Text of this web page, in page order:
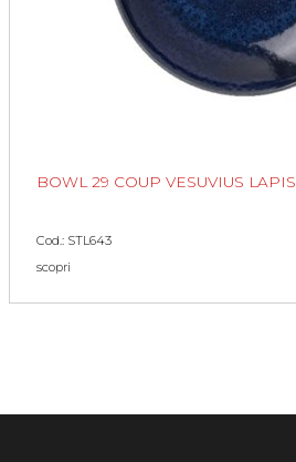
BOWL 29 COUP VESUVIUS LAPIS
Cod.: STL643
scopri